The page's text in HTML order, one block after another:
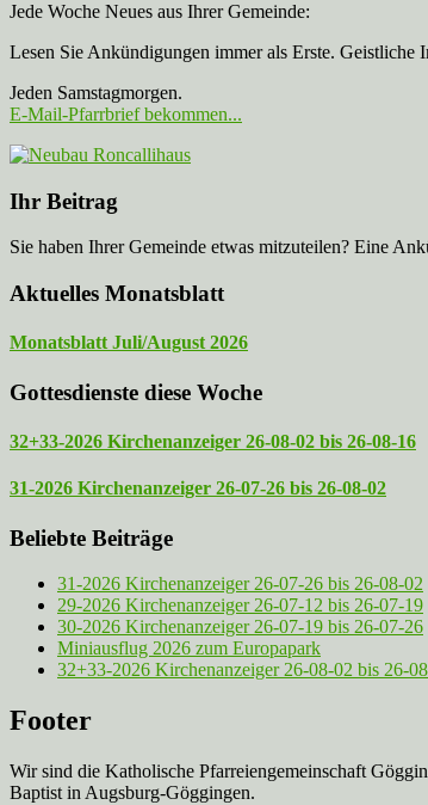
Jede Woche Neues aus Ihrer Gemeinde:
Lesen Sie Ankündigungen immer als Erste. Geistliche
Jeden Samstagmorgen.
E-Mail-Pfarrbrief bekommen...
Ihr Beitrag
Sie haben Ihrer Gemeinde etwas mitzuteilen? Eine
Aktuelles Monatsblatt
Monatsblatt Juli/August 2026
Gottesdienste diese Woche
32+33-2026 Kirchenanzeiger 26-08-02 bis 26-08-16
31-2026 Kirchenanzeiger 26-07-26 bis 26-08-02
Beliebte Beiträge
31-2026 Kirchenanzeiger 26-07-26 bis 26-08-02
29-2026 Kirchenanzeiger 26-07-12 bis 26-07-19
30-2026 Kirchenanzeiger 26-07-19 bis 26-07-26
Miniausflug 2026 zum Europapark
32+33-2026 Kirchenanzeiger 26-08-02 bis 26-
Footer
Wir sind die Katholische Pfarreien­gemeinschaft
Baptist in Augsburg-Göggingen.